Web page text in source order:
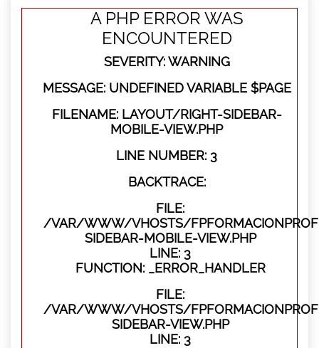
A PHP ERROR WAS
ENCOUNTERED
SEVERITY: WARNING
MESSAGE: UNDEFINED VARIABLE $PAGE
FILENAME: LAYOUT/RIGHT-SIDEBAR-
MOBILE-VIEW.PHP
LINE NUMBER: 3
BACKTRACE:
FILE:
/VAR/WWW/VHOSTS/
SIDEBAR-MOBILE-VIEW.PHP
LINE: 3
FUNCTION: _ERROR_HANDLER
FILE:
/VAR/WWW/VHOSTS/
SIDEBAR-VIEW.PHP
LINE: 3